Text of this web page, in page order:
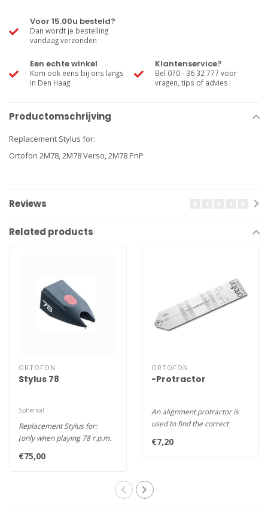
Voor 15.00u besteld?
Dan wordt je bestelling
vandaag verzonden
Een echte winkel
Kom ook eens bij ons langs
in Den Haag
Klantenservice?
Bel 070 - 36 32 777 voor
vragen, tips of advies
Productomschrijving
Replacement Stylus for:
Ortofon 2M78, 2M78 Verso, 2M78 PnP
Reviews
Related products
ORTOFON
Stylus 78
Spherical
Replacement Stylus for:
(only when playing 78 r.p.m.
All Super OM, OM..
€75,00
ORTOFON
-Protractor
An alignment protractor is
used to find the correct
€7,20